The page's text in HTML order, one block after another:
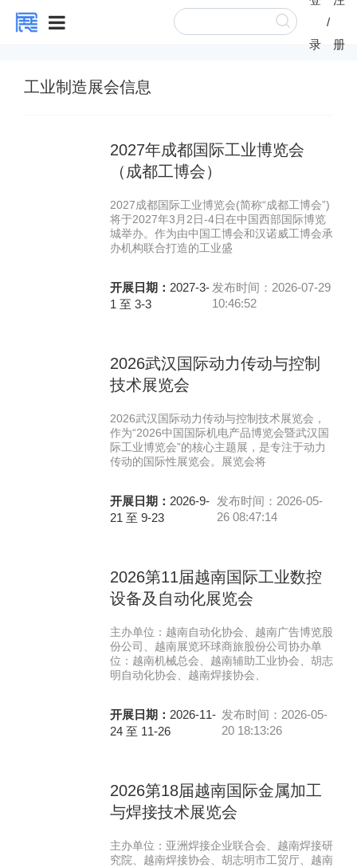
录
/
册
工业制造展会信息
2027年成都国际工业博览会
（成都工博会）
2027成都国际工业博览会(简称“成都工博会”)
将于2027年3月2日-4日在中国西部国际博览
城举办。作为由中国工博会和汉诺威工博会承
办机构联合打造的工业盛
开展日期： 2027-3-
1 至 3-3
发布时间：2026-07-29
10:46:52
2026武汉国际动力传动与控制
技术展览会
2026武汉国际动力传动与控制技术展览会，
作为“2026中国国际机电产品博览会暨武汉国
际工业博览会”的核心主题展，是专注于动力
传动的国际性展览会。展览会将
开展日期： 2026-9-
21 至 9-23
发布时间：2026-05-
26 08:47:14
2026第11届越南国际工业数控
设备及自动化展览会
主办单位：越南自动化协会、越南广告博览股
份公司、越南展览环球商旅股份公司协办单
位：越南机械总会、越南辅助工业协会、胡志
明自动化协会、越南焊接协会、
开展日期： 2026-11-
24 至 11-26
发布时间：2026-05-
20 18:13:26
2026第18届越南国际金属加工
与焊接技术展览会
主办单位：亚洲焊接企业联合会、越南焊接研
究院、越南焊接协会、胡志明市工贸厅、越南